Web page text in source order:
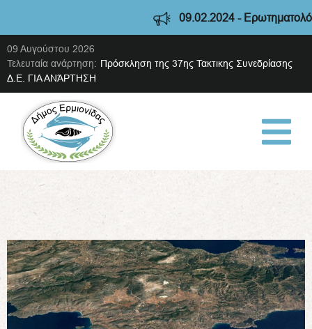
09.02.2024 - Ερωτηματολόγιο
09 Αυγούστου 2026
Τελευταία ανάρτηση: Πρόσκληση της 37ης Τακτικης Συνεδρίασης
Δ.Ε. ΓΙΑ ΑΝΆΡΤΗΣΗ